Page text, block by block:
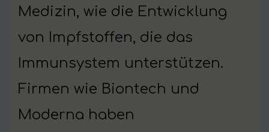
Medizin, wie die Entwicklung
von Impfstoffen, die das
Immunsystem unterstützen.
Firmen wie Biontech und
Moderna haben